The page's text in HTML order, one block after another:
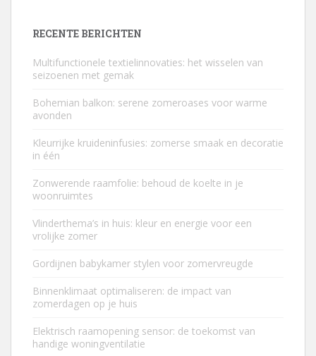
RECENTE BERICHTEN
Multifunctionele textielinnovaties: het wisselen van
seizoenen met gemak
Bohemian balkon: serene zomeroases voor warme
avonden
Kleurrijke kruideninfusies: zomerse smaak en decoratie
in één
Zonwerende raamfolie: behoud de koelte in je
woonruimtes
Vlinderthema’s in huis: kleur en energie voor een
vrolijke zomer
Gordijnen babykamer stylen voor zomervreugde
Binnenklimaat optimaliseren: de impact van
zomerdagen op je huis
Elektrisch raamopening sensor: de toekomst van
handige woningventilatie